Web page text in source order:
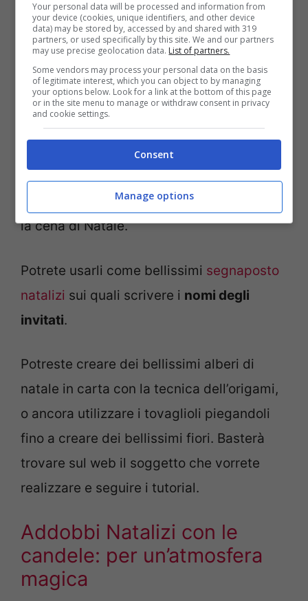
Foto di Pinterest
Se avete organizzato unafesta di Natale a
e volete stupire gli ospiti, creare dei
tavola è un’idea geniale per rendere unica
la cena di Natale.
Potrete usarli come bellissimi segnaposto
natalizi sui quali scrivere i nomi degli
invitati.
Potreste creare dei bellissimi alberi di
natale in carta con la tecnica dell’origami,
o ancora utilizzare i tovaglioli piegandoli
fino a creare dei bellissimi fiori. Basterà
trovare sul web il soggetto che vorrete
realizzare e seguire i tutorial.
Addobbi Natalizi con le
candele: per un’atmosfera
magica
Your personal data will be processed and information from
your device (cookies, unique identifiers, and other device
data) may be stored by, accessed by and shared with 319
partners, or used specifically by this site. We and our partners
may use precise geolocation data. List of partners.
Some vendors may process your personal data on the basis
of legitimate interest, which you can object to by managing
your options below. Look for a link at the bottom of this page
or in the site menu to manage or withdraw consent in privacy
and cookie settings.
Consent
Manage options